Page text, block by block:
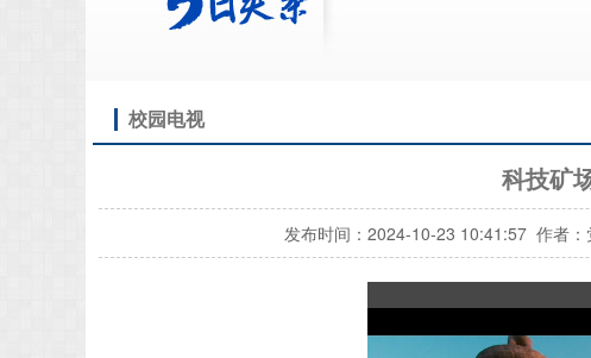
校园电视
科技矿
发布时间： 2024-10-23 10:41:57 作者：